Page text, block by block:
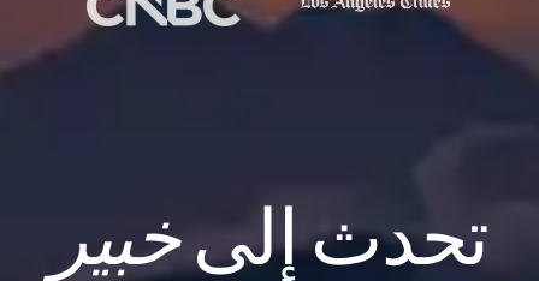
تحدث إلىخبير